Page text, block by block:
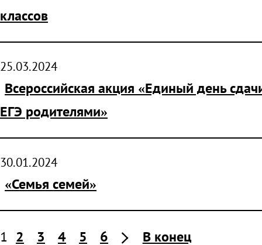
классов
25.03.2024
Всероссийская акция «Единый день
ЕГЭ родителями»
30.01.2024
«Семья семей»
1 2 3 4 5 6 В конец